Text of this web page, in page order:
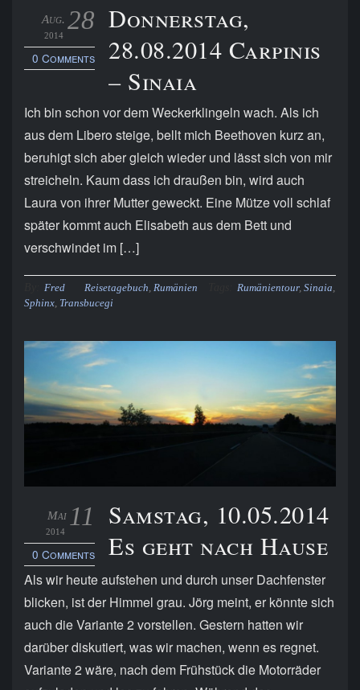
28
Aug.
2014
0 Comments
Donnerstag,
28.08.2014 Carpinis
– Sinaia
Ich bin schon vor dem Weckerklingeln wach. Als ich
aus dem Libero steige, bellt mich Beethoven kurz an,
beruhigt sich aber gleich wieder und lässt sich von mir
streicheln. Kaum dass ich draußen bin, wird auch
Laura von ihrer Mutter geweckt. Eine Mütze voll schlaf
später kommt auch Elisabeth aus dem Bett und
verschwindet im […]
Fred Reisetagebuch Rumänien Rumänientour, Sinaia
Sphinx Transbucegi
11
Mai
2014
0 Comments
Samstag, 10.05.2014
Es geht nach Hause
Als wir heute aufstehen und durch unser Dachfenster
blicken, ist der Himmel grau. Jörg meint, er könnte sich
auch die Variante 2 vorstellen. Gestern hatten wir
darüber diskutiert, was wir machen, wenn es regnet.
Variante 2 wäre, nach dem Frühstück die Motorräder